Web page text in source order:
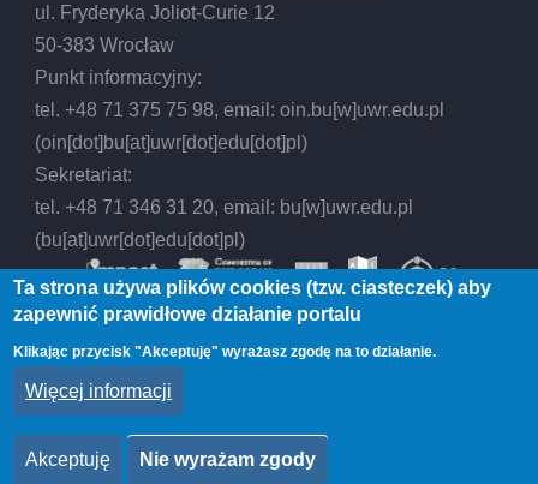
ul. Fryderyka Joliot-Curie 12
50-383 Wrocław
Punkt informacyjny:
tel. +48 71 375 75 98, email:oin.bu[w]uwr.edu.pl
(oin[dot]bu[at]uwr[dot]edu[dot]pl)
Sekretariat:
tel. +48 71 346 31 20, email: bu[w]uwr.edu.pl
(bu[at]uwr[dot]edu[dot]pl)
© 2026 Biblioteka Uniwersytecka we Wrocławiu,
All rights reserved.
Ta strona używa plików cookies (tzw. ciasteczek) aby
zapewnić prawidłowe działanie portalu
Klikając przycisk "Akceptuję" wyrażasz zgodę na to działanie.
Więcej informacji
Akceptuję Nie wyrażam zgody